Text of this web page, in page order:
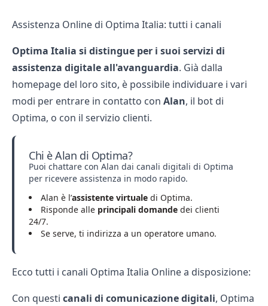
Assistenza Online di Optima Italia: tutti i canali
Optima Italia si distingue per i suoi servizi di
assistenza digitale all'avanguardia. Già dalla
homepage del loro sito, è possibile individuare i vari
modi per entrare in contatto con Alan, il bot di
Optima, o con il servizio clienti.
Chi è Alan di Optima?
Puoi chattare con Alan dai canali digitali di Optima
per ricevere assistenza in modo rapido.
Alan è l’assistente virtuale di Optima.
Risponde alle principali domande dei clienti
24/7.
Se serve, ti indirizza a un operatore umano.
Ecco tutti i canali Optima Italia Online a disposizione:
Con questi canali di comunicazione digitali, Optima